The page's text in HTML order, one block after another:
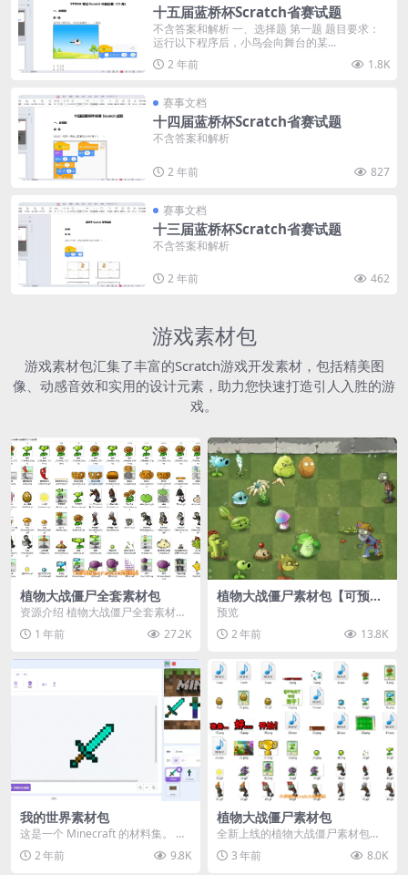
十五届蓝桥杯Scratch省赛试题
不含答案和解析 一、选择题 第一题 题目要求：
运行以下程序后，小鸟会向舞台的某...
2 年前
1.8K
赛事文档
十四届蓝桥杯Scratch省赛试题
不含答案和解析
2 年前 827
赛事文档
十三届蓝桥杯Scratch省赛试题
不含答案和解析
2 年前 462
游戏素材包
游戏素材包汇集了丰富的Scratch游戏开发素材，包括精美图
像、动感音效和实用的设计元素，助力您快速打造引人入胜的游
戏。
植物大战僵尸全套素材包
资源介绍 植物大战僵尸全套素材
包，包含227个丰富多样的素材，
涵盖角色、背景、动...
1 年前 27.2K
植物大战僵尸素材包【可预
览】
预览
2 年前
13.8K
我的世界素材包
这是一个 Minecraft 的材料集。 操
作方法如下： 工具 → 右箭头 怪物...
2 年前 9.8K
植物大战僵尸素材包
全新上线的植物大战僵尸素材包，
内含48个精选资源，涵盖角色、场
景、音效等多样内容...
3 年前 8.0K